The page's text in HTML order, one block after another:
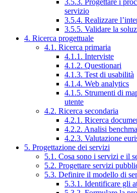
3.5.3. Progettare i
servizio
3.5.4. Realizzare
3.5.5. Validare la
4. Ricerca progettuale
4.1. Ricerca primaria
4.1.1. Interviste
4.1.2. Questionari
4.1.3. Test di usabilità
4.1.4. Web analytics
4.1.5. Strumenti di
utente
4.2. Ricerca secondaria
4.2.1. Ricerca
4.2.2. Analisi
4.2.3. Valutazione
5. Progettazione dei servizi
5.1. Cosa sono i servizi e il
5.2. Progettare servizi
5.3. Definire il modello di
5.3.1. Identificare gli